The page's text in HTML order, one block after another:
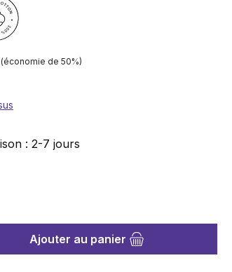
:
(économie de 50%)
: 2-7 jours
souhaitée ou utilisez les boutons pour
Ajouter au panier